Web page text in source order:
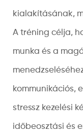
kialakításának,
A tréning célja,
munka és a
kommunikációs,
stressz kezelési
időbeosztási és